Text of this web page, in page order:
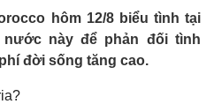
Giáo dục
Dấu ấn VOV
Việc làm
hôm 12/8 biểu tình tại
này để phản đối tình
đời sống tăng cao.